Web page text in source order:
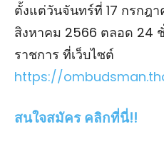
ตั้งแต่วันจันทร์ที่ 17 กรกฎ
สิงหาคม 2566 ตลอด 24
ราชการ ที่เว็บไซต์
https://
สนใจสมัคร คลิกที่นี่!!